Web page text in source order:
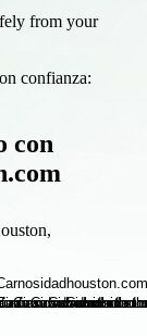
from your
confianza:
con